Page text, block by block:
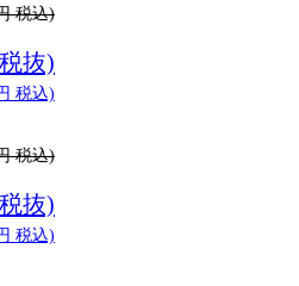
税込)
抜)
税込)
税込)
抜)
税込)